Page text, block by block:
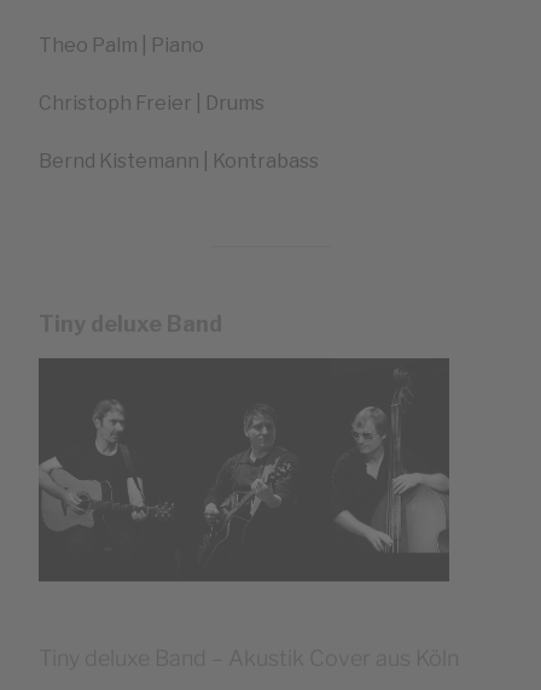
Theo Palm | Piano
Christoph Freier | Drums
Bernd Kistemann | Kontrabass